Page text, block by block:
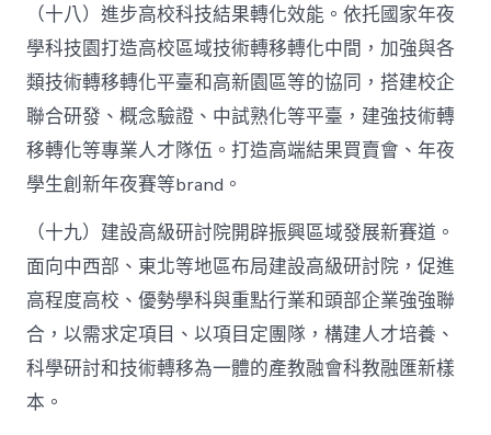
（十八）進步高校科技結果轉化效能。依托國家年夜
學科技園打造高校區域技術轉移轉化中間，加強與各
類技術轉移轉化平臺和高新園區等的協同，搭建校企
聯合研發、概念驗證、中試熟化等平臺，建強技術轉
移轉化等專業人才隊伍。打造高端結果買賣會、年夜
學生創新年夜賽等brand。
（十九）建設高級研討院開辟振興區域發展新賽道。
面向中西部、東北等地區布局建設高級研討院，促進
高程度高校、優勢學科與重點行業和頭部企業強強聯
合，以需求定項目、以項目定團隊，構建人才培養、
科學研討和技術轉移為一體的產教融會科教融匯新樣
本。